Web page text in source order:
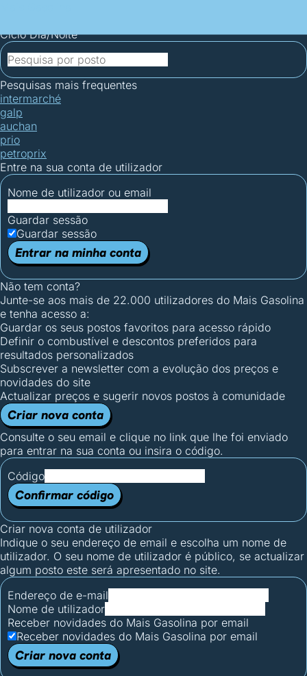
Ciclo Dia/Noite
Pesquisas mais frequentes
intermarché
galp
auchan
prio
petroprix
Entre na sua conta de utilizador
Nome de utilizador ou email
Guardar sessão
Guardar sessão
Entrar na minha conta
Não tem conta?
Junte-se aos mais de 22.000 utilizadores do Mais Gasolina
e tenha acesso a:
Guardar os seus postos favoritos para acesso rápido
Definir o combustível e descontos preferidos para
resultados personalizados
Subscrever a newsletter com a evolução dos preços e
novidades do site
Actualizar preços e sugerir novos postos à comunidade
Criar nova conta
Consulte o seu email e clique no link que lhe foi enviado
para entrar na sua conta ou insira o código.
Código
Confirmar código
Criar nova conta de utilizador
Indique o seu endereço de email e escolha um nome de
utilizador. O seu nome de utilizador é público, se actualizar
algum posto este será apresentado no site.
Endereço de e-mail
Nome de utilizador
Receber novidades do Mais Gasolina por email
Receber novidades do Mais Gasolina por email
Criar nova conta